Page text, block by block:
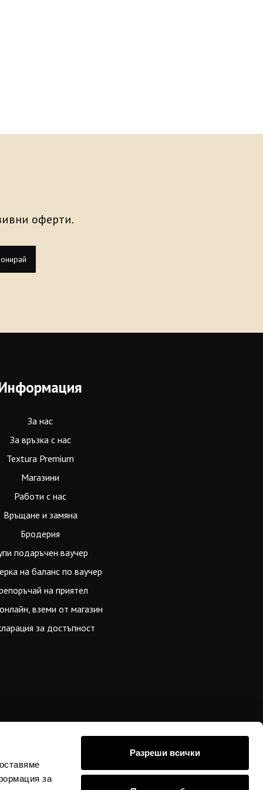
за
Разреши всички
оферти.
За нас
За връзка с нас
Textura Premium
Магазини
Работи с нас
Връщане и замяна
Бродерия
подаръчен ваучер
на баланс по ваучер
на приятел
вземи от магазин
за достъпност
в евро